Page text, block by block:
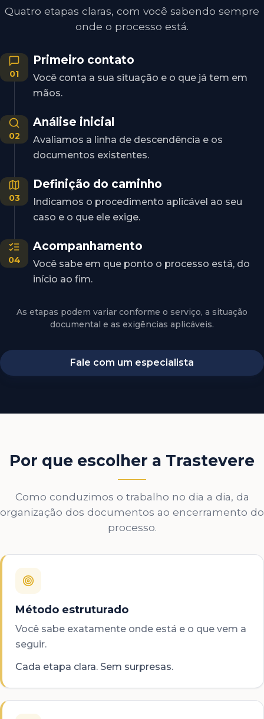
Quatro etapas claras, com você sabendo sempre
onde o processo está.
01
Primeiro contato
Você conta a sua situação e o que já tem em
mãos.
02
Análise inicial
Avaliamos a linha de descendência e os
documentos existentes.
03
Definição do caminho
Indicamos o procedimento aplicável ao seu
caso e o que ele exige.
04
Acompanhamento
Você sabe em que ponto o processo está, do
início ao fim.
As etapas podem variar conforme o serviço, a situação
documental e as exigências aplicáveis.
Fale com um especialista
Por que escolher a Trastevere
Como conduzimos o trabalho no dia a dia, da
organização dos documentos ao encerramento do
processo.
Método estruturado
Você sabe exatamente onde está e o que vem a
seguir.
Cada etapa clara. Sem surpresas.